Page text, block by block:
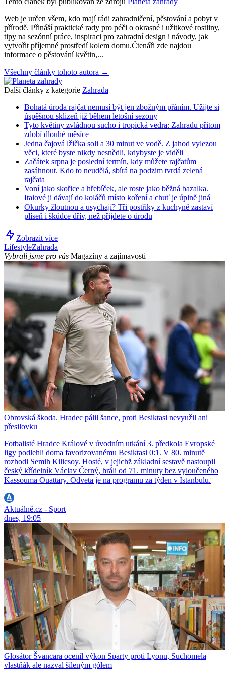
Web je určen všem, kdo mají rádi zahradničení, pěstování a pobyt v
přírodě. Přináší praktické rady pro péči o okrasné i užitkové rostliny,
tipy na sezónní práce, inspiraci pro zahradní design i návody, jak
vytvořit příjemné prostředí kolem domu.Čtenáři zde najdou
informace o pěstování květin,...
Všechny články tohoto autora →
Další články z kategorie Zahrada
Bohatá úroda rajčat nemusí být jen zbožným přáním. Užijte si
úspěšnou sklizeň již během letošní sezony
Tyto květiny zvládnou sucho i tropická vedra: Zahradu přitom
zdobí dlouhé měsíce
Jedna čajová lžička soli a 30 minut ve vodě. Z jahod vylezou
věci, které byste nikdy nesnědli, kdybyste je viděli
Začátek srpna je poslední termín, kdy můžete rajčatům
zasáhnout. Kdo to neudělá, sbírá na podzim tvrdá zelená
rajčata
Voní jako skořice a hřebíček, ale roste jako běžná bazalka.
Italové ji dávají do koláčů místo koření a chuť je úplně jiná
Okurky žloutnou a usychají? Tři postřiky z kuchyně zastaví
plíseň i škůdce dřív, než přijdete o úrodu
Zobrazit více
LifestyleZahrada
Vybrali jsme pro vás Magazíny a zajímavosti
Obrovská škoda. Hradec pálil šance, proti Besiktasi nevyužil ani
přesilovku
Fotbalisté Hradce Králové v úvodním utkání 3. předkola Evropské
ligy podlehli doma favorizovanému Besiktasi 0:1. V 80. minutě
rozhodl Semih Kilicsoy. Hosté, v jejichž základní sestavě nastoupil
český křídelník Václav Černý, hráli od 71. minuty bez vyloučeného
Kassouma Ouattary. Odveta je na programu za týden v Istanbulu.
Aktuálně.cz - Sport
dnes, 19:05
Glosátor Švancara ocenil výkon Sparty proti Lyonu, Suchomela
vlastňák ale nazval šíleným gólem